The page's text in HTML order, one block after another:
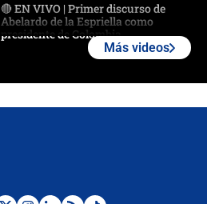
🔴 EN VIVO | Primer discurso de
Abelardo de la Espriella como
presidente de Colombia
Más videos